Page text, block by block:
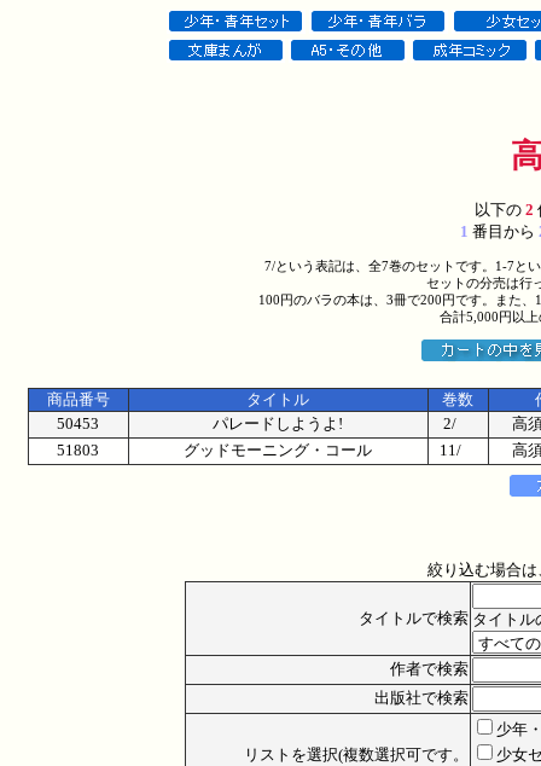
以下の2
1 番目から
7/という表記は、全7巻のセットです。1-7と
セットの分売は行
100円のバラの本は、3冊で200円です。また
合計5,000円以
商品番号 タイトル 巻数
50453
パレードしようよ! 2/
高
51803
グッドモーニング・コール 11/ 高
絞り込む場合
タイトルで検索 タイトル
作者で検索
出版社で検索
リストを選択(複数選択可です。
少年
少女